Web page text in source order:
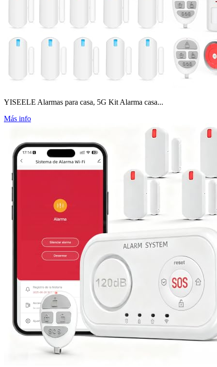
YISEELE Alarmas para casa, 5G Kit Alarma casa...
Más info